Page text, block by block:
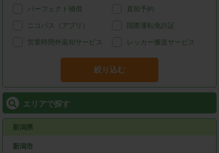
パーフェクト補償 直前予約
ニコパス（アプリ） 国際運転免許証
営業時間外返却サービス レッカー搬送サービス
絞り込む
エリアで探す
新潟県
新潟市